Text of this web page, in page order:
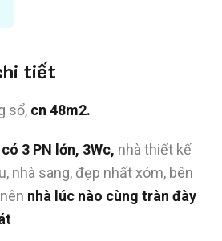
tiết
sổ, cn 48m2.
3 PN lớn, 3Wc, nhà thiết kế
nhà sang, đẹp nhất xóm, bên
nhà lúc nào cùng tràn đày